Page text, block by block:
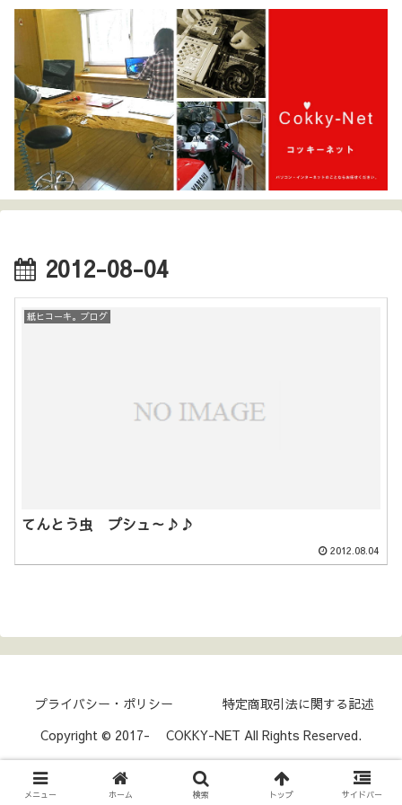
2012-08-04
紙ヒコーキ。ブログ
てんとう虫 プシュ～♪♪
2012.08.04
プライバシー・ポリシー
特定商取引法に関する記述
Copyright © 2017- COKKY-NET All Rights Reserved.
メニュー ホーム 検索 トップ サイドバー